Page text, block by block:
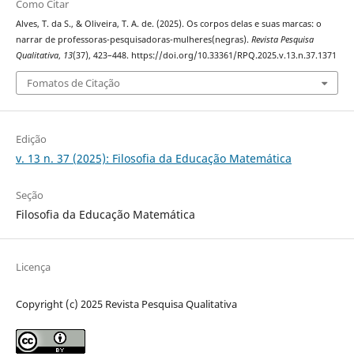
Como Citar
Alves, T. da S., & Oliveira, T. A. de. (2025). Os corpos delas e suas marcas: o
narrar de professoras-pesquisadoras-mulheres(negras). Revista Pesquisa
Qualitativa, 13(37), 423–448. https://doi.org/10.33361/RPQ.2025.v.13.n.37.1371
Fomatos de Citação
Edição
v. 13 n. 37 (2025): Filosofia da Educação Matemática
Seção
Filosofia da Educação Matemática
Licença
Copyright (c) 2025 Revista Pesquisa Qualitativa